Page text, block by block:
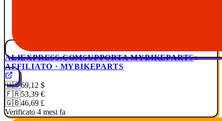
ALIEXPRESS.COMSUPPORTA MYBIKEPARTS
AFFILIATO · MYBIKEPARTS
🇺🇸69,12 $
🇫🇷53,39 €
🇬🇧46,69 £
Verificato 4 mesi fa